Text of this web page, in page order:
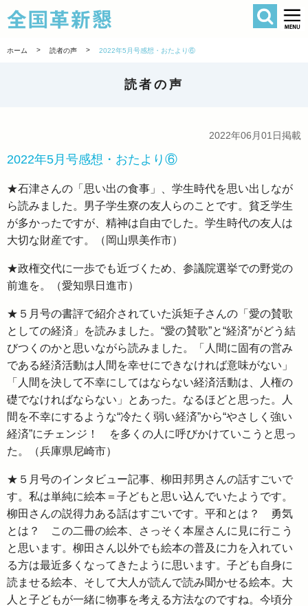
全国革新懇
検索
ホーム > 読者の声 > 2022年5月号感想・おたより⑥
読者の声
2022年06月01日掲載
2022年5月号感想・おたより⑥
★石津さんの「思い出の食事」、学生時代を思い出しなが
ら読みました。男子学生寮の友人らのことです。貧乏学生
が多かったですが、精神は自由でした。学生時代の友人は
大切な財産です。（岡山県美作市）
★政権交代に一歩でも近づくため、参議院選挙での野党の
前進を。（愛知県日進市）
★５月号の書評で紹介されていた浜矩子さんの「愛の賛歌
としての経済」を読みました。“愛の賛歌”と“経済”がどう結
びつくのかと思いながら読みました。「人間に固有の営み
である経済活動は人間を幸せにできなければ意味がない」
「人間を決して不幸にしてはならない経済活動は、人権の
礎でなければならない」とあった。なるほどと思った。人
間を不幸にするような“冷たく弱い経済”から“やさしく強い
経済”にチェンジ！ を多くの人に呼びかけていこうと思っ
た。（兵庫県尼崎市）
★５月号のインタビュー記事、柳田邦男さんの話すごいで
す。私は単純に絵本＝子どもと思い込んでいたようです。
柳田さんの説得力ある話はすごいです。平和とは？ 勇気
とは？ この二冊の絵本、さっそく本屋さんに見に行こう
と思います。柳田さん以外でも絵本の普及に力を入れてい
る方は最近多くなってきたように思います。子ども自身に
読ませる絵本、そして大人が読んで読み聞かせる絵本。大
人と子どもが一緒に物事を考える方法なのですね。今頃分